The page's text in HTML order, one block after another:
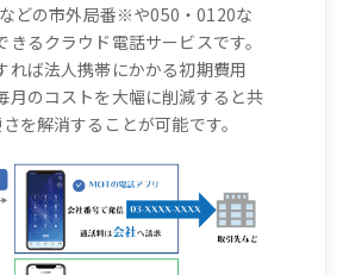
どの市外局番※や050・0120な
きるクラウド電話サービスです。
れば法人携帯にかかる初期費用
月のコストを大幅に削減すると共
を解消することが可能です。